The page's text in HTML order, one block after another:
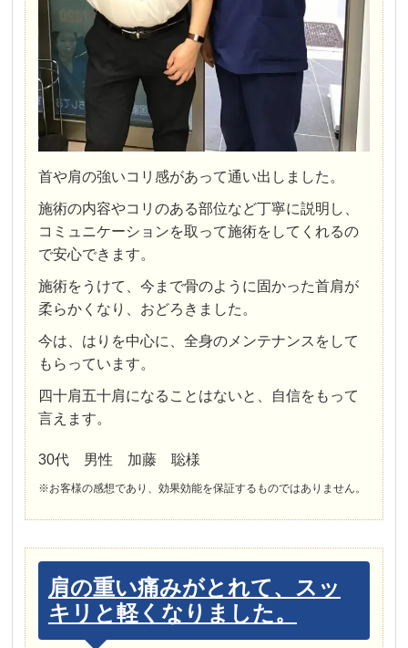
首や肩の強いコリ感があって通い出しました。
施術の内容やコリのある部位など丁寧に説明し、
コミュニケーションを取って施術をしてくれるの
で安心できます。
施術をうけて、今まで骨のように固かった首肩が
柔らかくなり、おどろきました。
今は、はりを中心に、全身のメンテナンスをして
もらっています。
四十肩五十肩になることはないと、自信をもって
言えます。
30代 男性 加藤 聡様
※お客様の感想であり、効果効能を保証するものではありません。
肩の重い痛みがとれて、スッ
キリと軽くなりました。